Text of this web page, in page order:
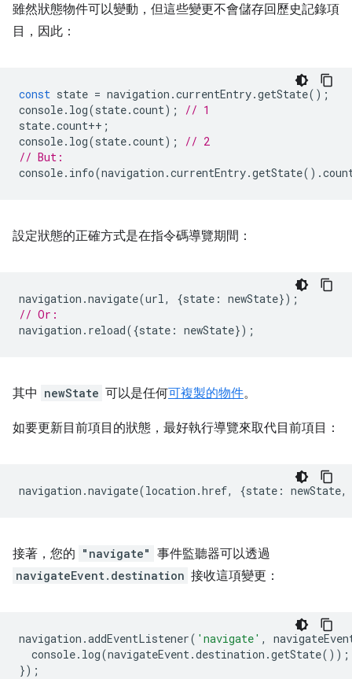
雖然狀態物件可以變動，但這些變更不會儲存回歷史記錄項
目，因此：
const state = navigation .currentEntry.getState();
console. log(state.count);
// 1
state.count++ ;
console. log(state.count);
// 2
// But:
console. info(navigation .currentEntry.getState().
設定狀態的正確方式是在指令碼導覽期間：
navigation .navigate(url, {state : newState});
// Or:
navigation . reload({state : newState});
其中 newState 可以是任何可複製的物件。
如要更新目前項目的狀態，最好執行導覽來取代目前項目：
navigation .navigate(location .href, {state : newState,
接著，您的 "navigate" 事件監聽器可以透過
navigateEvent.destination 接收這項變更：
navigation .addEventListener( 'navigate' ,
console. log(navigateEvent.destination .getState());
});